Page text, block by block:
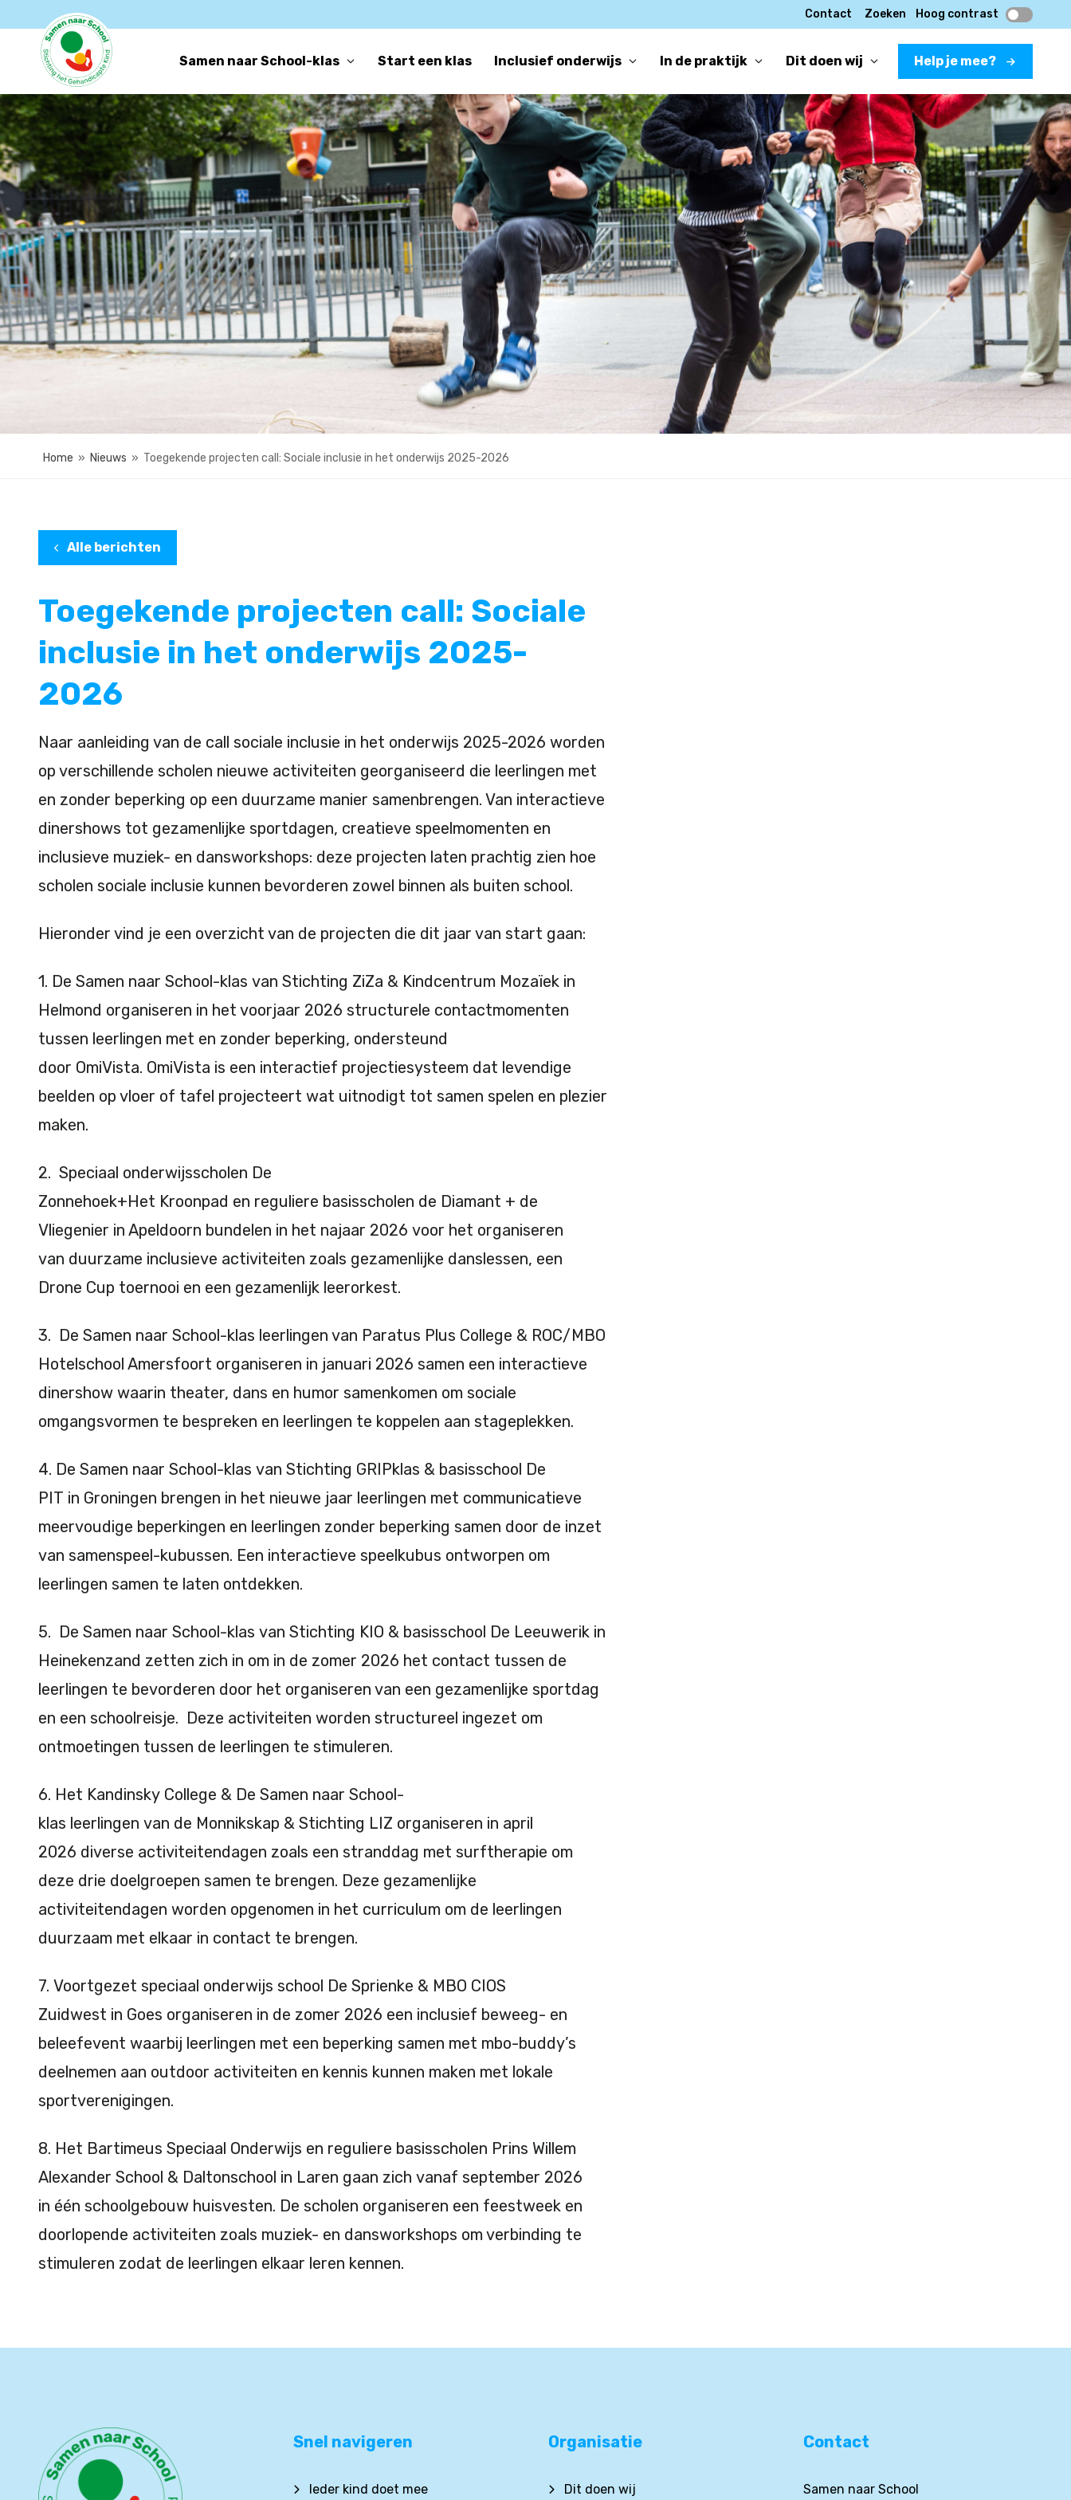
Contact Zoeken Hoog contrast
Samen naar School-klas Start een klas Inclusief onderwijs In de praktijk Dit doen wij Help je mee?
Home » Nieuws » Toegekende projecten call: Sociale inclusie in het onderwijs 2025-2026
Alle berichten
Toegekende projecten call: Sociale
inclusie in het onderwijs 2025-
2026
Naar aanleiding van de call sociale inclusie in het onderwijs 2025-2026 worden
op verschillende scholen nieuwe activiteiten georganiseerd die leerlingen met
en zonder beperking op een duurzame manier samenbrengen. Van interactieve
dinershows tot gezamenlijke sportdagen, creatieve speelmomenten en
inclusieve muziek- en dansworkshops: deze projecten laten prachtig zien hoe
scholen sociale inclusie kunnen bevorderen zowel binnen als buiten school.
Hieronder vind je een overzicht van de projecten die dit jaar van start gaan:
1. De Samen naar School-klas van Stichting ZiZa & Kindcentrum Mozaïek in
Helmond organiseren in het voorjaar 2026 structurele contactmomenten
tussen leerlingen met en zonder beperking, ondersteund
door OmiVista. OmiVista is een interactief projectiesysteem dat levendige
beelden op vloer of tafel projecteert wat uitnodigt tot samen spelen en plezier
maken.
2. Speciaal onderwijsscholen De
Zonnehoek+Het Kroonpad en reguliere basisscholen de Diamant + de
Vliegenier in Apeldoorn bundelen in het najaar 2026 voor het organiseren
van duurzame inclusieve activiteiten zoals gezamenlijke danslessen, een
Drone Cup toernooi en een gezamenlijk leerorkest.
3. De Samen naar School-klas leerlingen van Paratus Plus College & ROC/MBO
Hotelschool Amersfoort organiseren in januari 2026 samen een interactieve
dinershow waarin theater, dans en humor samenkomen om sociale
omgangsvormen te bespreken en leerlingen te koppelen aan stageplekken.
4. De Samen naar School-klas van Stichting GRIPklas & basisschool De
PIT in Groningen brengen in het nieuwe jaar leerlingen met communicatieve
meervoudige beperkingen en leerlingen zonder beperking samen door de inzet
van samenspeel-kubussen. Een interactieve speelkubus ontworpen om
leerlingen samen te laten ontdekken.
5. De Samen naar School-klas van Stichting KIO & basisschool De Leeuwerik in
Heinekenzand zetten zich in om in de zomer 2026 het contact tussen de
leerlingen te bevorderen door het organiseren van een gezamenlijke sportdag
en een schoolreisje. Deze activiteiten worden structureel ingezet om
ontmoetingen tussen de leerlingen te stimuleren.
6. Het Kandinsky College & De Samen naar School-
klas leerlingen van de Monnikskap & Stichting LIZ organiseren in april
2026 diverse activiteitendagen zoals een stranddag met surftherapie om
deze drie doelgroepen samen te brengen. Deze gezamenlijke
activiteitendagen worden opgenomen in het curriculum om de leerlingen
duurzaam met elkaar in contact te brengen.
7. Voortgezet speciaal onderwijs school De Sprienke & MBO CIOS
Zuidwest in Goes organiseren in de zomer 2026 een inclusief beweeg- en
beleefevent waarbij leerlingen met een beperking samen met mbo-buddy’s
deelnemen aan outdoor activiteiten en kennis kunnen maken met lokale
sportverenigingen.
8. Het Bartimeus Speciaal Onderwijs en reguliere basisscholen Prins Willem
Alexander School & Daltonschool in Laren gaan zich vanaf september 2026
in één schoolgebouw huisvesten. De scholen organiseren een feestweek en
doorlopende activiteiten zoals muziek- en dansworkshops om verbinding te
stimuleren zodat de leerlingen elkaar leren kennen.
Snel navigeren
Ieder kind doet mee
Organisatie
Dit doen wij
Contact
Samen naar School